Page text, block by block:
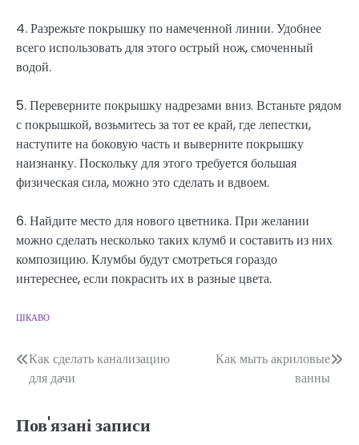
4. Разрежьте покрышку по намеченной линии. Удобнее
всего использовать для этого острый нож, смоченный
водой.
5. Переверните покрышку надрезами вниз. Встаньте рядом
с покрышкой, возьмитесь за тот ее край, где лепестки,
наступите на боковую часть и выверните покрышку
наизнанку. Поскольку для этого требуется большая
физическая сила, можно это сделать и вдвоем.
6. Найдите место для нового цветника. При желании
можно сделать несколько таких клумб и составить из них
композицию. Клумбы будут смотреться гораздо
интереснее, если покрасить их в разные цвета.
ЦІКАВО
Навігація
записів
Как сделать канализацию
для дачи
Как мыть акриловые
ванны
Пов'язані записи